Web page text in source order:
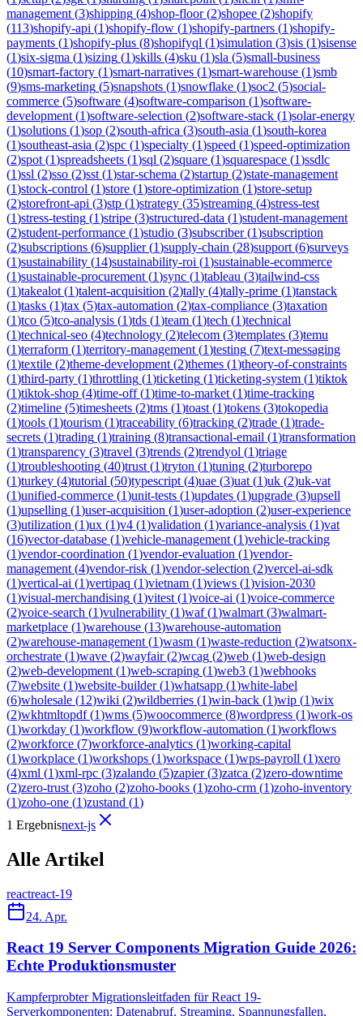
management (3)shipping (4)shop-floor(2)shopee (2)shopify
(113)shopify-api (1)shopify-flow (1)shopify-partners (1)shopify-
payments (1)shopify-plus (8)shopifyql (1)simulation (3)sis (1)sisense
(1)six-sigma (1)sizing (1)skills (4)sku (1)sla (5)small-business
(10)smart-factory (1)smart-narratives (1)smart-warehouse (1)smb
(9)sms-marketing (5)snapshots (1)snowflake (1)soc2 (5)social-
commerce (5)software (4)software-comparison (1)software-
development (1)software-selection (2)software-stack (1)solar-energy
(1)solutions (1)sop (2)south-africa (3)south-asia (1)south-korea
(1)southeast-asia (2)spc (1)specialty (1)speed (1)speed-optimization
(2)spot (1)spreadsheets (1)sql (2)square (1)squarespace (1)ssdlc
(1)ssl (2)sso (2)sst (1)star-schema (2)startup (2)state-management
(1)stock-control (1)store (1)store-optimization (1)store-setup
(2)storefront-api (3)stp (1)strategy (35)streaming (4)stress-test
(1)stress-testing (1)stripe (3)structured-data (1)student-management
(2)student-performance (1)studio (3)subscriber(1)subscription
(2)subscriptions (6)supplier(1)supply-chain (28)support (6)surveys
(1)sustainability (14)sustainability-roi (1)sustainable-ecommerce
(1)sustainable-procurement (1)sync (1)tableau (3)tailwind-css
(1)takealot (1)talent-acquisition (2)tally (4)tally-prime (1)tanstack
(1)tasks (1)tax (5)tax-automation (2)tax-compliance (3)taxation
(1)tco (5)tco-analysis (1)tds (1)team (1)tech (1)technical
(1)technical-seo (4)technology (2)telecom (3)templates (3)temu
(1)terraform (1)territory-management (1)testing (7)text-messaging
(1)textile (2)theme-development (2)themes (1)theory-of-constraints
(1)third-party (1)throttling (1)ticketing (1)ticketing-system (1)tiktok
(1)tiktok-shop (4)time-off(1)time-to-market (1)time-tracking
(2)timeline (5)timesheets (2)tms (1)toast (1)tokens (3)tokopedia
(1)tools (1)tourism (1)traceability (6)tracking (2)trade (1)trade-
secrets (1)trading (1)training (8)transactional-email (1)transformation
(1)transparency (3)travel (3)trends (2)trendyol (1)triage
(1)troubleshooting (40)trust (1)tryton (1)tuning (2)turborepo
(1)turkey (4)tutorial (50)typescript (4)uae (3)uat (1)uk (2)uk-vat
(1)unified-commerce (1)unit-tests (1)updates (1)upgrade (3)upsell
(1)upselling (1)user-acquisition (1)user-adoption (2)user-experience
(3)utilization (1)ux (1)v4 (1)validation (1)variance-analysis (1)vat
(16)vector-database (1)vehicle-management (1)vehicle-tracking
(1)vendor-coordination (1)vendor-evaluation (1)vendor-
management (4)vendor-risk (1)vendor-selection (2)vercel-ai-sdk
(1)vertical-ai (1)vertipaq (1)vietnam (1)views (1)vision-2030
(1)visual-merchandising (1)vitest (1)voice-ai (1)voice-commerce
(2)voice-search (1)vulnerability (1)waf(1)walmart (3)walmart-
marketplace (1)warehouse (13)warehouse-automation
(2)warehouse-management (1)wasm (1)waste-reduction (2)watsonx-
orchestrate (1)wave (2)wayfair(2)wcag (2)web (1)web-design
(2)web-development (1)web-scraping (1)web3 (1)webhooks
(7)website (1)website-builder(1)whatsapp (1)white-label
(6)wholesale (12)wiki (2)wildberries (1)win-back (1)wip (1)wix
(2)wkhtmltopdf(1)wms (5)woocommerce (8)wordpress (1)work-os
(1)workday (1)workflow (9)workflow-automation (1)workflows
(2)workforce (7)workforce-analytics (1)working-capital
(1)workplace (1)workshops (1)workspace (1)wps-payroll (1)xero
(4)xml (1)xml-rpc (3)zalando (5)zapier(3)zatca (2)zero-downtime
(2)zero-trust (3)zoho (2)zoho-books (1)zoho-crm (1)zoho-inventory
(1)zoho-one (1)zustand (1)
1 Ergebnisnext-js
Alle Artikel
reactreact-19
24. Apr.
React 19 Server Components Migration Guide 2026:
Echte Produktionsmuster
Kampferprobter Migrationsleitfaden für React 19-
Serverkomponenten: Datenabruf, Streaming, Spannungsfallen,